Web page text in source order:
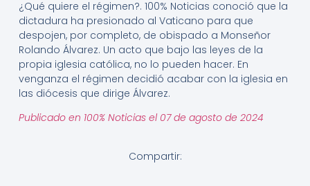
¿Qué quiere el régimen?. 100% Noticias conoció que la
dictadura ha presionado al Vaticano para que
despojen, por completo, de obispado a Monseñor
Rolando Álvarez. Un acto que bajo las leyes de la
propia iglesia católica, no lo pueden hacer. En
venganza el régimen decidió acabar con la iglesia en
las diócesis que dirige Álvarez.
Publicado en 100% Noticias el 07 de agosto de 2024
Compartir: